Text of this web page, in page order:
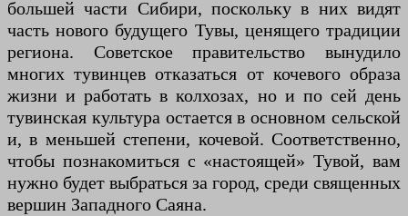
большей части Сибири, поскольку в них видят
часть нового будущего Тувы, ценящего традиции
региона. Советское правительство вынудило
многих тувинцев отказаться от кочевого образа
жизни и работать в колхозах, но и по сей день
тувинская культура остается в основном сельской
и, в меньшей степени, кочевой. Соответственно,
чтобы познакомиться с «настоящей» Тувой, вам
нужно будет выбраться за город, среди священных
вершин Западного Саяна.